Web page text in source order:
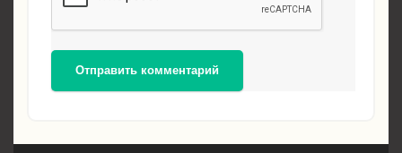
Отправить комментарий